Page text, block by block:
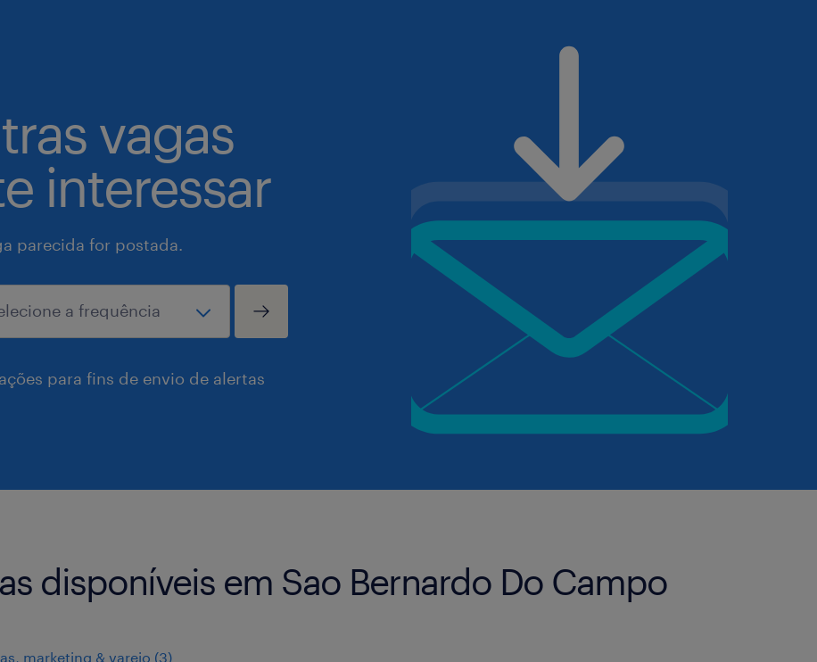
vagas
interessar
parecida for postada.
para fins de envio de alertas
disponíveis em Sao Bernardo Do Campo
marketing & varejo (3)